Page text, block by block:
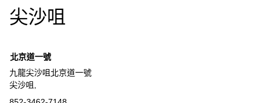
尖沙咀
北京道一號
九龍尖沙咀北京道一號
尖沙咀,